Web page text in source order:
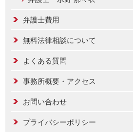
弁護士費用
無料法律相談について
よくある質問
事務所概要・アクセス
お問い合わせ
プライバシーポリシー